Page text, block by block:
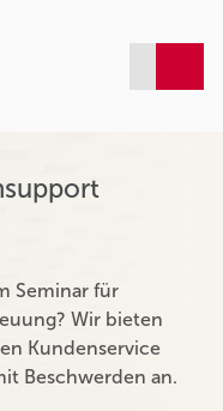
Seminar für
Wir bieten
Kundenservice
Beschwerden an.